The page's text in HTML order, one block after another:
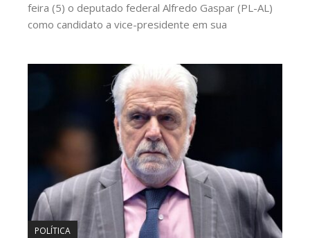
feira (5) o deputado federal Alfredo Gaspar (PL-AL)
como candidato a vice-presidente em sua
POLÍTICA